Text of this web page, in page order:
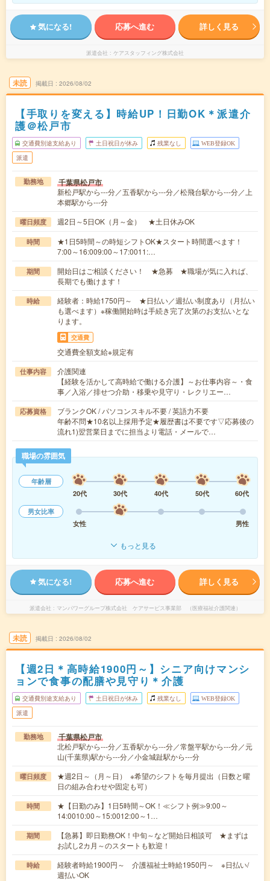
気になる! 応募へ進む 詳しく見る
派遣会社 ケアスタッフィング株式会社
未読 掲載日 2026/08/02
【手取りを変える】時給UP！日勤OK＊派遣介
護＠松戸市
交通費別途支給あり 土日祝日が休み 残業なし WEB登録OK
派遣
勤務地 千葉県松戸市
新松戸駅から---分／五香駅から---分／松飛台駅から---分／上
本郷駅から---分
曜日頻度 週2日～5日OK（月～金） ★土日休みOK
時間
★1日5時間～の時短シフトOK★スタート時間選べます！
7:00～16:009:00～17:0011:…
期間
開始日はご相談ください！ ★急募 ★職場が気に入れば、
長期でも働けます！
時給
経験者：時給1750円～ ★日払い／週払い制度あり（月払い
も選べます）※稼働開始時は手続き完了次第のお支払いとな
ります。
交通費
交通費全額支給※規定有
仕事内容
介護関連
【経験を活かして高時給で働ける介護】～お仕事内容～・食
事／入浴／排せつ介助・移乗や見守り・レクリエー…
応募資格
ブランクOK / パソコンスキル不要 / 英語力不要
年齢不問★10名以上採用予定★履歴書は不要です▽応募後の
流れ1)翌営業日までに担当より電話・メールで…
職場の雰囲気
年齢層
20代
30代 40代 50代
60代
男女比率
女性
男性
もっと見る
気になる! 応募へ進む 詳しく見る
派遣会社 マンパワーグループ株式会社 ケアサービス事業部 （医療福祉介護関連）
未読 掲載日 2026/08/02
【週2日＊高時給1900円～】シニア向けマンシ
ョンで食事の配膳や見守り＊介護
交通費別途支給あり 土日祝日が休み 残業なし WEB登録OK
派遣
勤務地 千葉県松戸市
北松戸駅から---分／五香駅から---分／常盤平駅から---分／元
山(千葉県)駅から---分／小金城趾駅から---分
曜日頻度
★週2日～（月～日） ※希望のシフトを毎月提出（日数と曜
日の組み合わせや固定も可）
時間
★【日勤のみ】1日5時間～OK！≪シフト例≫9:00～
14:0010:00～15:0012:00～1…
期間
【急募】即日勤務OK！中旬～など開始日相談可 ★まずは
お試し2カ月～のスタートも歓迎！
時給
経験者時給1900円～ 介護福祉士時給1950円～ ※日払い/
週払いOK